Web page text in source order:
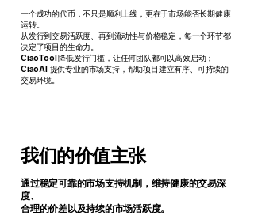
一个成功的代币，不只是顺利上线，更在于市场能否长期健康
运转。
从发行到交易活跃度、再到流动性与价格稳定，每一个环节都
决定了项目的生命力。
CiaoTool降低发行门槛，让任何团队都可以高效启动；
CiaoAI提供专业的市场支持，帮助项目建立有序、可持续的
交易环境。
我们的价值主张
通过稳定可靠的市场支持机制，维持健康的交易深
度、
合理的价差以及持续的市场活跃度。